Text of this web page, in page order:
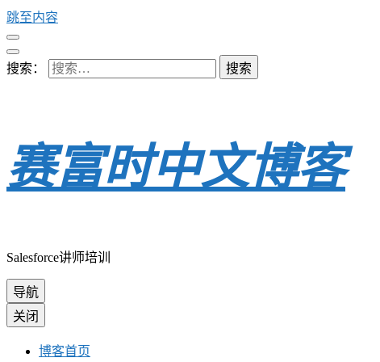
跳至内容
搜索：
赛富时中文博客
Salesforce讲师培训
导航
关闭
博客首页